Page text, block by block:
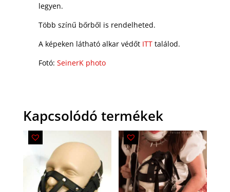
legyen.
Több színű bőrből is rendelheted.
A képeken látható alkar védőt ITTtalálod.
Fotó: SeinerK photo
Kapcsolódó termékek